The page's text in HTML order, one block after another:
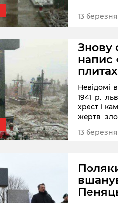
13 березня
Знову
напис
плитах
Невідомі
1941 р.
хрест і
жертв
13 березня